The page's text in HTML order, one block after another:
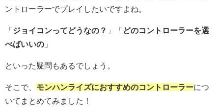
ントローラーでプレイしたいですよね。
「 ジョイコンってどうなの？ 」「 どのコントローラーを選
べばいいの 」
といった疑問もあるでしょう。
そこで、 モンハンライズにおすすめのコントローラーにつ
いてまとめてみました！